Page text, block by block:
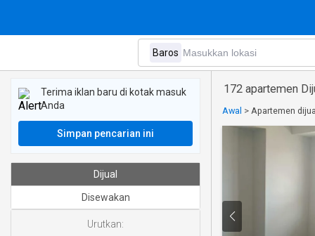
172 apartemen
Awal > Apartemen
Terima iklan baru di kotak masuk
Anda
Simpan pencarian ini
Dijual
Disewakan
Urutkan: